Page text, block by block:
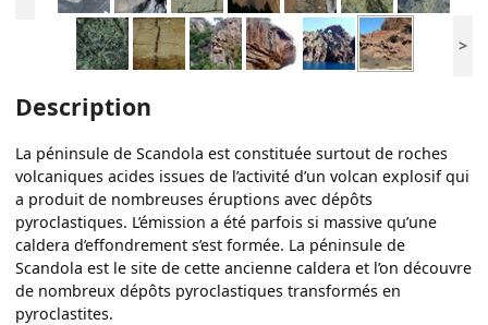
>
Description
La péninsule de Scandola est constituée surtout de roches
volcaniques acides issues de l’activité d’un volcan explosif qui
a produit de nombreuses éruptions avec dépôts
pyroclastiques. L’émission a été parfois si massive qu’une
caldera d’effondrement s’est formée. La péninsule de
Scandola est le site de cette ancienne caldera et l’on découvre
de nombreux dépôts pyroclastiques transformés en
pyroclastites.